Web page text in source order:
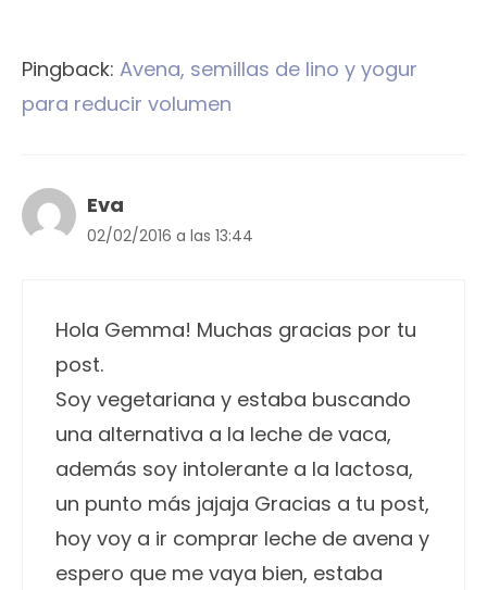
Pingback: Avena, semillas de lino y yogur
para reducir volumen
Eva
02/02/2016 a las 13:44
Hola Gemma! Muchas gracias por tu
post.
Soy vegetariana y estaba buscando
una alternativa a la leche de vaca,
además soy intolerante a la lactosa,
un punto más jajaja Gracias a tu post,
hoy voy a ir comprar leche de avena y
espero que me vaya bien, estaba